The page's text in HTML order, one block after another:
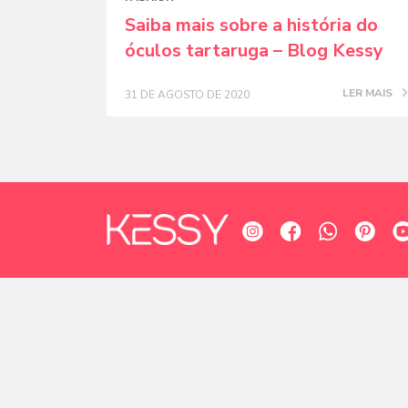
Saiba mais sobre a história do
óculos tartaruga – Blog Kessy
31 DE AGOSTO DE 2020 LER MAIS